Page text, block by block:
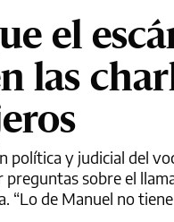
el
las
política y judicial del
sobre el
“Lo de Manuel no